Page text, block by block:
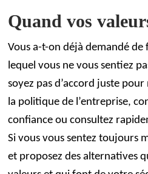
Quand vos
Vous a-t-on déjà demandé de
lequel vous ne vous sentiez
soyez pas d’accord juste
la politique de l’entreprise,
confiance ou consultez
Si vous vous sentez toujours
et proposez des alternatives